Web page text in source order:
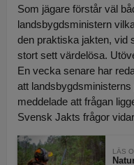
Som jägare förstår väl
landsbygdsministern
den praktiska jakten, vid
stort sett värdelösa.
En vecka senare har
att
meddelade att frågan
Svensk Jakts frågor
LÄS